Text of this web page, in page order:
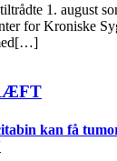
1. august
for Kroniske
kan få